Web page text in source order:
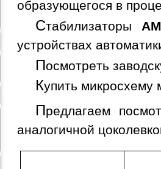
образующегося в
Стабилизаторы
устройствах
Посмотреть
Купить
Предлагаем
аналогичной